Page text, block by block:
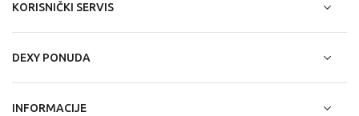
KORISNIČKI SERVIS
DEXY PONUDA
INFORMACIJE